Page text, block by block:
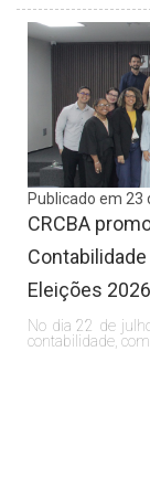
Publicado em 23
CRCBA
Eleições 2026
No dia 22 de
contabilidade, com